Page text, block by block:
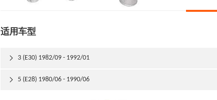
适用车型
3 (E30) 1982/09 - 1992/01

5 (E28) 1980/06 - 1990/06
